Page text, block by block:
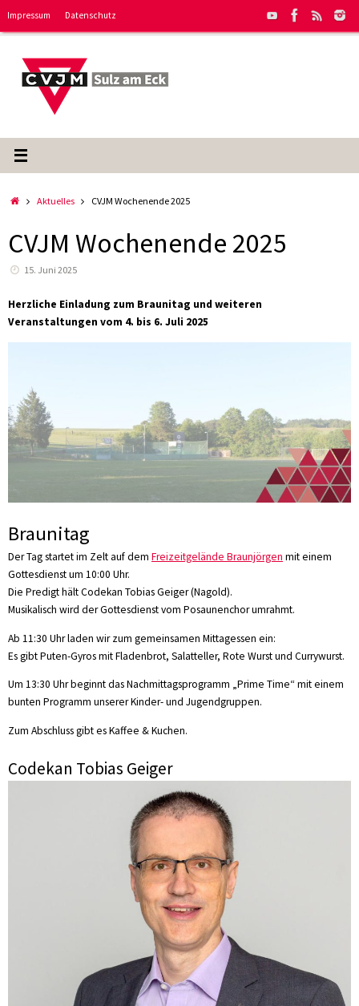
Impressum Datenschutz
StartAktuelles CVJM Wochenende 2025
CVJM Wochenende 2025
15. Juni 2025
Herzliche Einladung zum Braunitag und weiteren
Veranstaltungen vom 4. bis 6. Juli 2025
Braunitag
Der Tag startet im Zelt auf dem Freizeitgelände Braunjörgen mit einem
Gottesdienst um 10:00 Uhr.
Die Predigt hält Codekan Tobias Geiger (Nagold).
Musikalisch wird der Gottesdienst vom Posaunenchor umrahmt.
Ab 11:30 Uhr laden wir zum gemeinsamen Mittagessen ein:
Es gibt Puten-Gyros mit Fladenbrot, Salatteller, Rote Wurst und Currywurst.
Um 13:30 Uhr beginnt das Nachmittagsprogramm „Prime Time“ mit einem
bunten Programm unserer Kinder- und Jugendgruppen.
Zum Abschluss gibt es Kaffee & Kuchen.
Codekan Tobias Geiger